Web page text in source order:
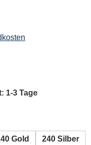
1-3 Tage
Gold
240 Silber